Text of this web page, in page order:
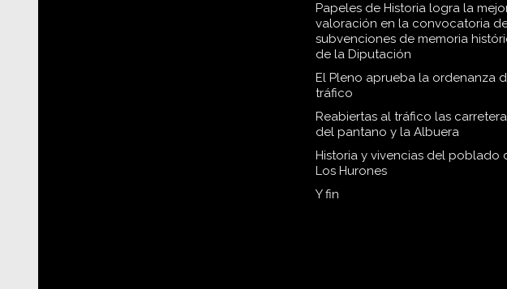
Papeles de Historia logra la
valoración en la convocatoria
subvenciones de memoria
de la Diputación
El Pleno aprueba la ordenanza
tráfico
Reabiertas al tráfico las
del pantano y la Albuera
Historia y vivencias del poblado
Los Hurones
Y fin